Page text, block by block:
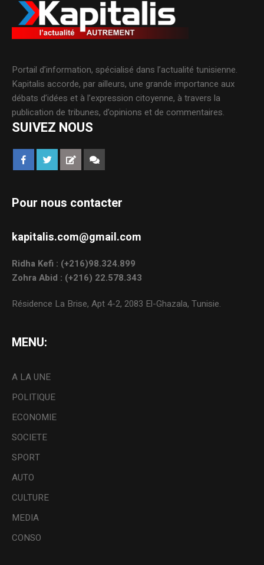
Portail d’information, spécialisé dans l’actualité tunisienne.
Kapitalis accorde, par ailleurs, une grande importance aux
débats d’idées et à l’expression citoyenne, à travers la
publication de tribunes, d’opinions et de commentaires.
SUIVEZ NOUS
Pour nous contacter
kapitalis.com@gmail.com
Ridha Kefi : (+216)98.324.899
Zohra Abid : (+216) 22.578.343
Résidence La Brise, Apt 4-2, 2083 El-Ghazala, Tunisie.
MENU:
A LA UNE
POLITIQUE
ECONOMIE
SOCIETE
SPORT
AUTO
CULTURE
MEDIA
CONSO